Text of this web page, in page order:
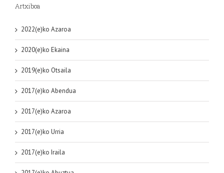
Artxiboa
2022(e)ko Azaroa
2020(e)ko Ekaina
2019(e)ko Otsaila
2017(e)ko Abendua
2017(e)ko Azaroa
2017(e)ko Urria
2017(e)ko Iraila